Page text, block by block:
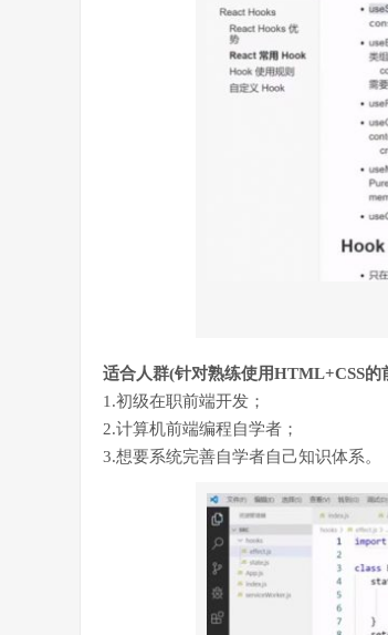
适合人群(针对熟练使用HTML+CSS的
1.初级在职前端开发；
2.计算机前端编程自学者；
3.想要系统完善自学者自己知识体系。